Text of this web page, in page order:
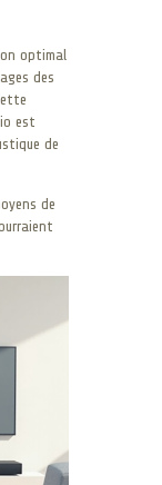
optimal
des
est
de
de